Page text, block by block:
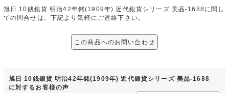
旭日 10銭銀貨 明治42年銘(1909年) 近代銀貨シリーズ 美品-1688に関し
ての問合せは、下記より気軽にご連絡下さい。
この商品へのお問い合わせ
旭日 10銭銀貨 明治42年銘(1909年) 近代銀貨シリーズ 美品-1688
に対するお客様の声